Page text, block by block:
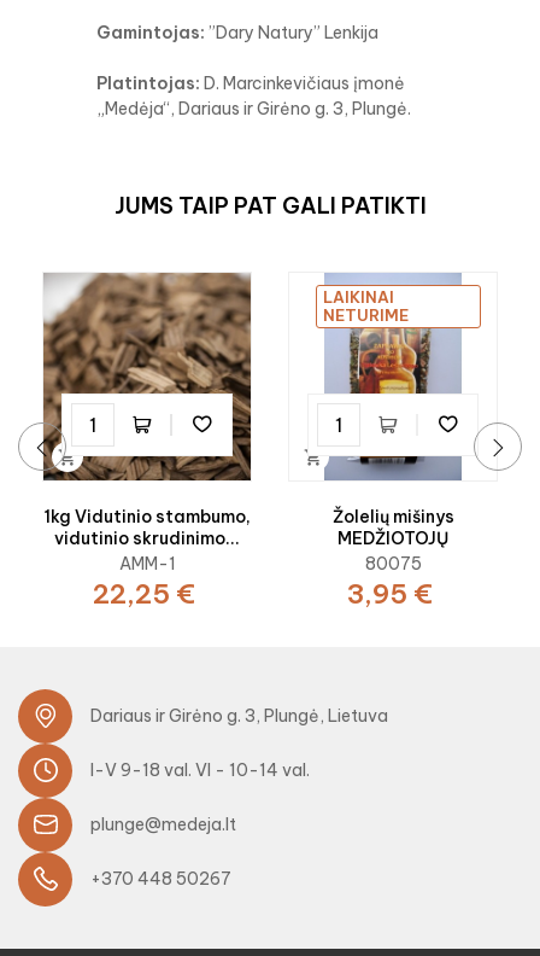
Gamintojas: ”Dary Natury” Lenkija
Platintojas: D. Marcinkevičiaus įmonė
„Medėja“, Dariaus ir Girėno g. 3, Plungė.
JUMS TAIP PAT GALI PATIKTI

1kg Vidutinio stambumo,
vidutinio skrudinimo...
AMM-1
22,25 €

LAIKINAI
NETURIME
Žolelių mišinys
MEDŽIOTOJŲ
80075
3,95 €
Dariaus ir Girėno g. 3, Plungė, Lietuva
I-V 9-18 val. VI - 10-14 val.
plunge@medeja.lt
+370 448 50267